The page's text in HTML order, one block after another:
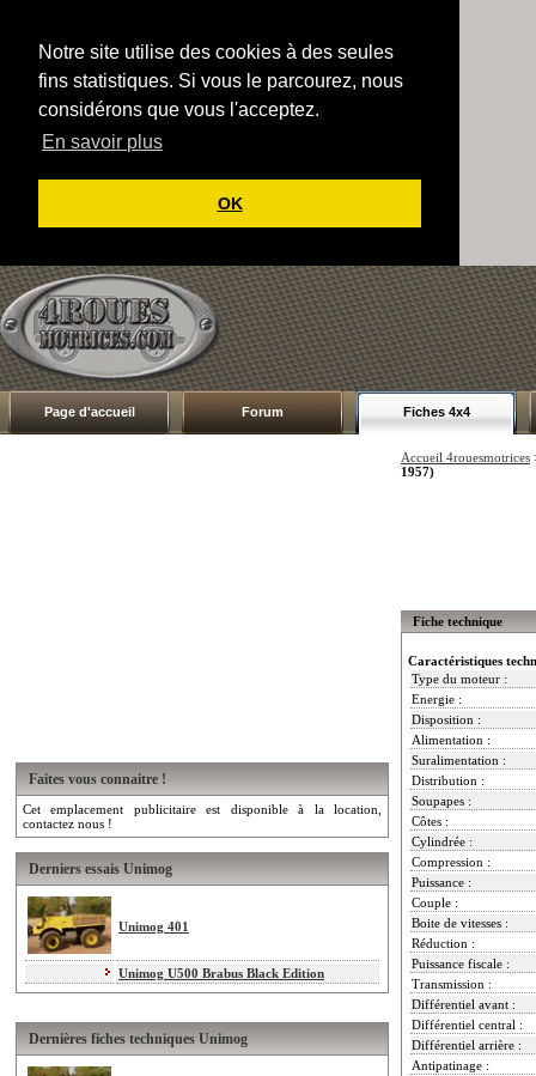
Notre site utilise des cookies à des seules
fins statistiques. Si vous le parcourez, nous
considérons que vous l'acceptez.
En savoir plus
OK
Page d'accueil Forum Fiches 4x4
Faites vous connaitre !
Cet emplacement publicitaire est disponible à la location,
contactez nous !
Derniers essais Unimog
Unimog 401
Unimog U500 Brabus Black Edition
Dernières fiches techniques Unimog
Accueil 4rouesmotrices
1957)
Fiche technique
Caractéristiques
Type du moteur :
Energie :
Disposition :
Alimentation :
Suralimentation :
Distribution :
Soupapes :
Côtes :
Cylindrée :
Compression :
Puissance :
Couple :
Boite de vitesses :
Réduction :
Puissance fiscale :
Transmission :
Différentiel avant :
Différentiel central :
Différentiel arrière :
Antipatinage :